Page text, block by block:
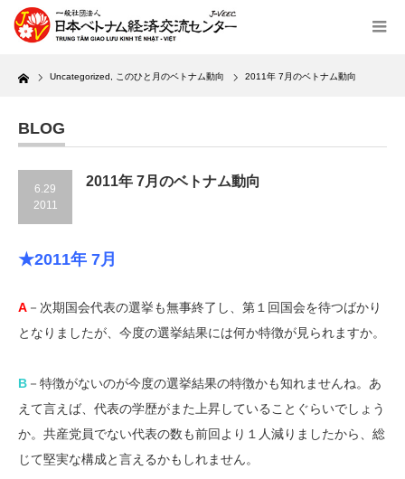
Home Uncategorized このひと月のベトナム動向 2011年 7月のベトナム動向
BLOG
6.29
2011
2011年 7月のベトナム動向
★2011年 7月
A －次期国会代表の選挙も無事終了し、第１回国会を待つばかり
となりましたが、今度の選挙結果には何か特徴が見られますか。
B －特徴がないのが今度の選挙結果の特徴かも知れませんね。あ
えて言えば、代表の学歴がまた上昇していることぐらいでしょう
か。共産党員でない代表の数も前回より１人減りましたから、総
じて堅実な構成と言えるかもしれません。